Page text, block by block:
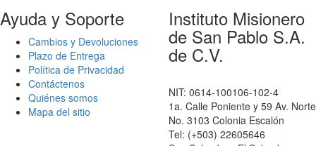
Ayuda y Soporte
Cambios y Devoluciones
Plazo de Entrega
Política de Privacidad
Contáctenos
Quiénes somos
Mapa del sitio
Instituto Misionero
de San Pablo S.A.
de C.V.
NIT: 0614-100106-102-4
1a. Calle Poniente y 59 Av. Norte
No. 3103 Colonia Escalón
Tel: (+503) 22605646